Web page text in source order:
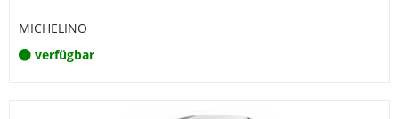
MICHELINO
verfügbar